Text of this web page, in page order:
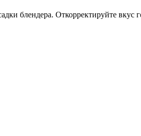
блендера. Откорректируйте вкус